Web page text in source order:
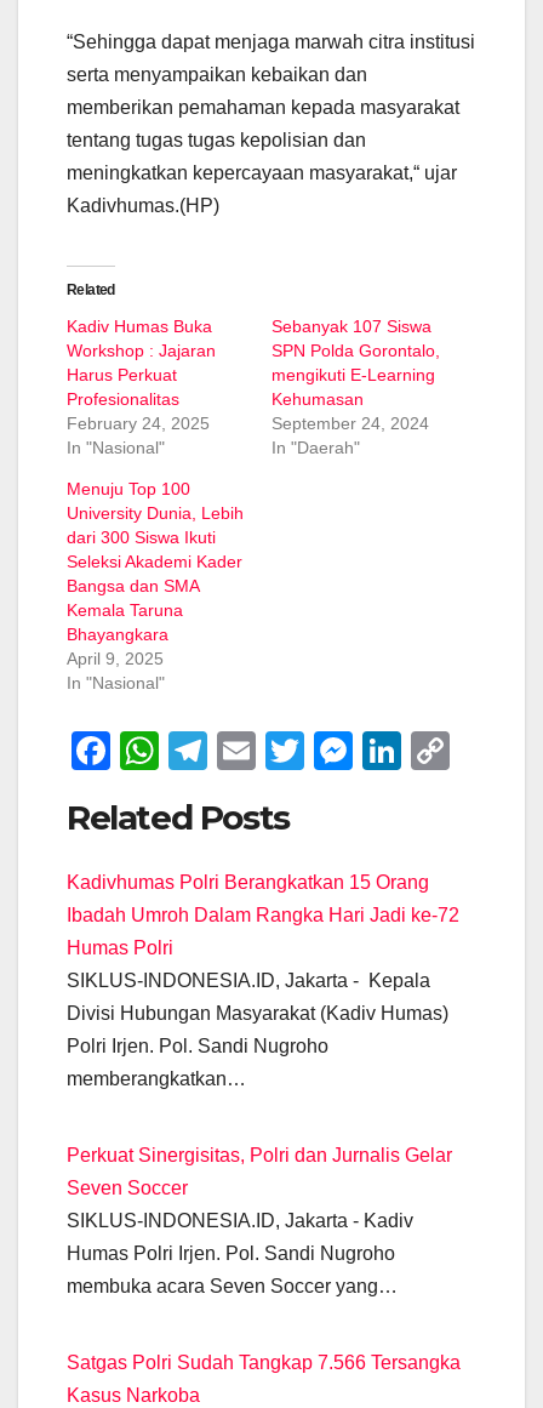
“Sehingga dapat menjaga marwah citra institusi
serta menyampaikan kebaikan dan
memberikan pemahaman kepada masyarakat
tentang tugas tugas kepolisian dan
meningkatkan kepercayaan masyarakat,“ ujar
Kadivhumas.(HP)
Related
Kadiv Humas Buka
Workshop : Jajaran
Harus Perkuat
Profesionalitas
February 24, 2025
In "Nasional"
Sebanyak 107 Siswa
SPN Polda Gorontalo,
mengikuti E-Learning
Kehumasan
September 24, 2024
In "Daerah"
Menuju Top 100
University Dunia, Lebih
dari 300 Siswa Ikuti
Seleksi Akademi Kader
Bangsa dan SMA
Kemala Taruna
Bhayangkara
April 9, 2025
In "Nasional"
F
c
e
b
o
o
k
W
at
s
A
p
p
T
e
gr
a
E
ail
T
er
M
e
n
er
Li
e
dI Li
Related Posts
Kadivhumas Polri Berangkatkan 15 Orang
Ibadah Umroh Dalam Rangka Hari Jadi ke-72
Humas Polri
SIKLUS-INDONESIA.ID, Jakarta - Kepala
Divisi Hubungan Masyarakat (Kadiv Humas)
Polri Irjen. Pol. Sandi Nugroho
memberangkatkan…
Perkuat Sinergisitas, Polri dan Jurnalis Gelar
Seven Soccer
SIKLUS-INDONESIA.ID, Jakarta - Kadiv
Humas Polri Irjen. Pol. Sandi Nugroho
membuka acara Seven Soccer yang…
Satgas Polri Sudah Tangkap 7.566 Tersangka
Kasus Narkoba